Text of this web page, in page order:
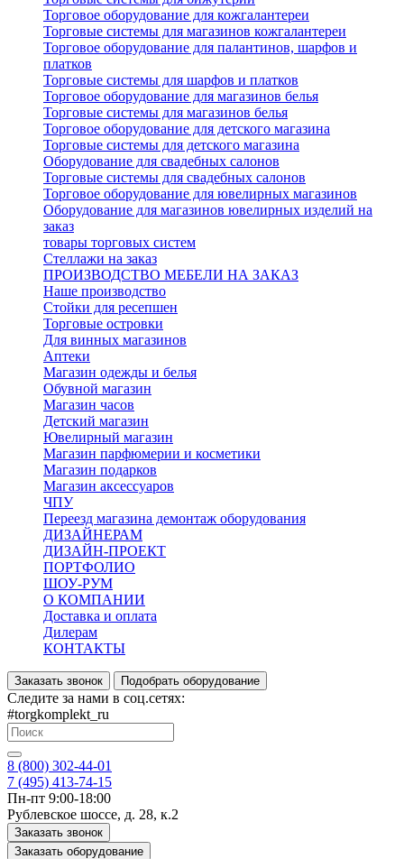
Торговое оборудование для кожгалантереи
Торговые системы для магазинов кожгалантереи
Торговое оборудование для палантинов, шарфов и
платков
Торговые системы для шарфов и платков
Торговое оборудование для магазинов белья
Торговые системы для магазинов белья
Торговое оборудование для детского магазина
Торговые системы для детского магазина
Оборудование для свадебных салонов
Торговые системы для свадебных салонов
Торговое оборудование для ювелирных магазинов
Оборудование для магазинов ювелирных изделий на
заказ
товары торговых систем
Стеллажи на заказ
ПРОИЗВОДСТВО МЕБЕЛИ НА ЗАКАЗ
Наше производство
Стойки для ресепшен
Торговые островки
Для винных магазинов
Аптеки
Магазин одежды и белья
Обувной магазин
Магазин часов
Детский магазин
Ювелирный магазин
Магазин парфюмерии и косметики
Магазин подарков
Магазин аксессуаров
ЧПУ
Переезд магазина демонтаж оборудования
ДИЗАЙНЕРАМ
ДИЗАЙН-ПРОЕКТ
ПОРТФОЛИО
ШОУ-РУМ
О КОМПАНИИ
Доставка и оплата
Дилерам
КОНТАКТЫ
Заказать звонок Подобрать оборудование
Следите за нами в соц.сетях:
#torgkomplekt_ru
8 (800) 302-44-01
7 (495) 413-74-15
Пн-пт 9:00-18:00
Рублевское шоссе, д. 28, к.2
Заказать звонок
Заказать оборудование